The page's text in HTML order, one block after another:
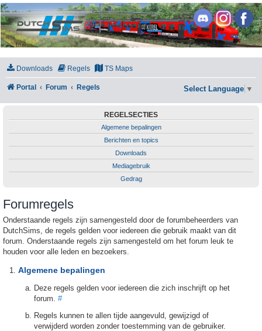
DutchSims
Downloads Regels TS Maps
Portal Forum Regels Select Language ▼
REGELSECTIES
Algemene bepalingen
Berichten en topics
Downloads
Mediagebruik
Gedrag
Forumregels
Onderstaande regels zijn samengesteld door de forumbeheerders van
DutchSims, de regels gelden voor iedereen die gebruik maakt van dit
forum. Onderstaande regels zijn samengesteld om het forum leuk te
houden voor alle leden en bezoekers.
Algemene bepalingen
Deze regels gelden voor iedereen die zich inschrijft op het
forum. #
Regels kunnen te allen tijde aangevuld, gewijzigd of
verwijderd worden zonder toestemming van de gebruiker.